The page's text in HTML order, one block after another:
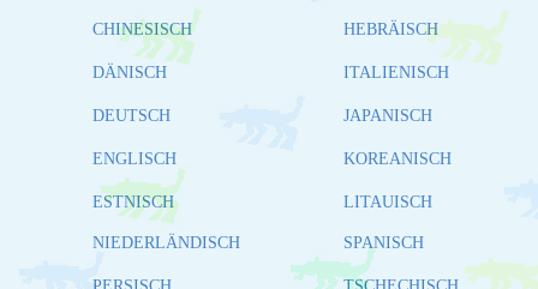
CHINESISCH
DÄNISCH
DEUTSCH
ENGLISCH
ESTNISCH
HEBRÄISCH
ITALIENISCH
JAPANISCH
KOREANISCH
LITAUISCH
NIEDERLÄNDISCH SPANISCH